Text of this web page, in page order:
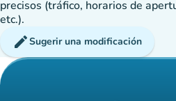
precisos (tráfico, horarios de
etc.).
editSugerir una modificación